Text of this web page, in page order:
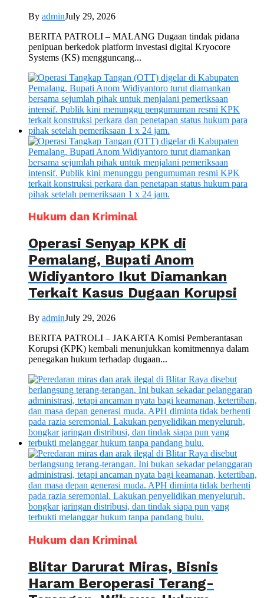
By adminJuly 29, 2026
BERITA PATROLI – MALANG Dugaan tindak pidana
penipuan berkedok platform investasi digital Kryocore
Systems (KS) mengguncang...
Hukum dan Kriminal
Operasi Senyap KPK di
Pemalang, Bupati Anom
Widiyantoro Ikut Diamankan
Terkait Kasus Dugaan Korupsi
By adminJuly 29, 2026
BERITA PATROLI – JAKARTA Komisi Pemberantasan
Korupsi (KPK) kembali menunjukkan komitmennya dalam
penegakan hukum terhadap dugaan...
Hukum dan Kriminal
Blitar Darurat Miras, Bisnis
Haram Beroperasi Terang-